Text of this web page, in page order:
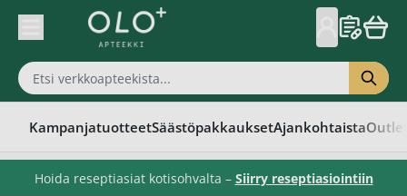
Skip to Content
KampanjatuotteetSäästöpakkauksetAjankohtaista
Hoida reseptiasiat kotisohvalta – Siirry reseptiasiointiin